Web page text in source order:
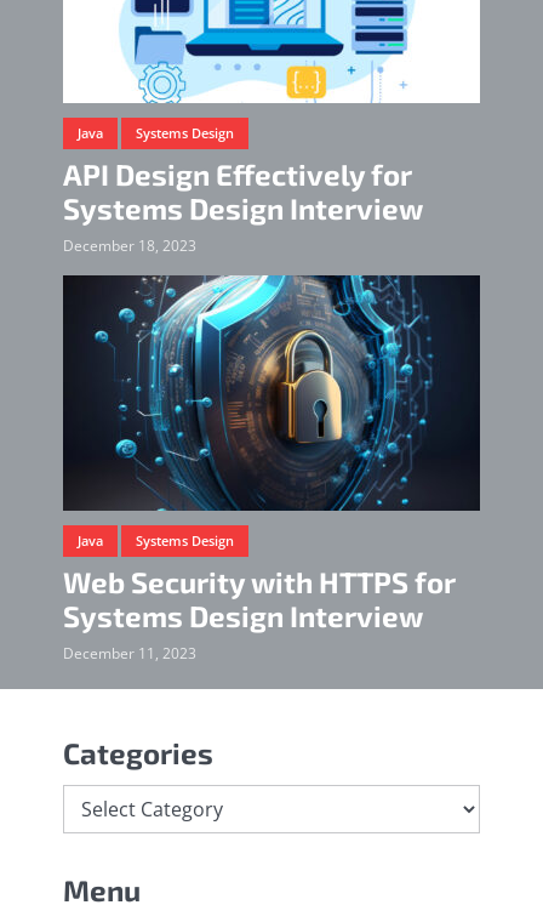
Java Systems Design
API Design Effectively for
Systems Design Interview
December 18, 2023
Java Systems Design
Web Security with HTTPS for
Systems Design Interview
December 11, 2023
Categories
Menu